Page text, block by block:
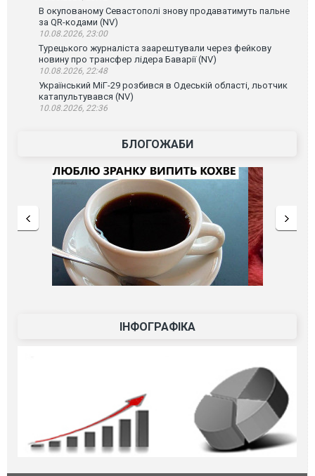
В окупованому Севастополі знову продаватимуть пальне
за QR-кодами (NV)
10.08.2026, 23:00
Турецького журналіста заарештували через фейкову
новину про трансфер лідера Баварії (NV)
10.08.2026, 22:48
Український МіГ-29 розбився в Одеській області, льотчик
катапультувався (NV)
10.08.2026, 22:36
БЛОГОЖАБИ
ІНФОГРАФІКА